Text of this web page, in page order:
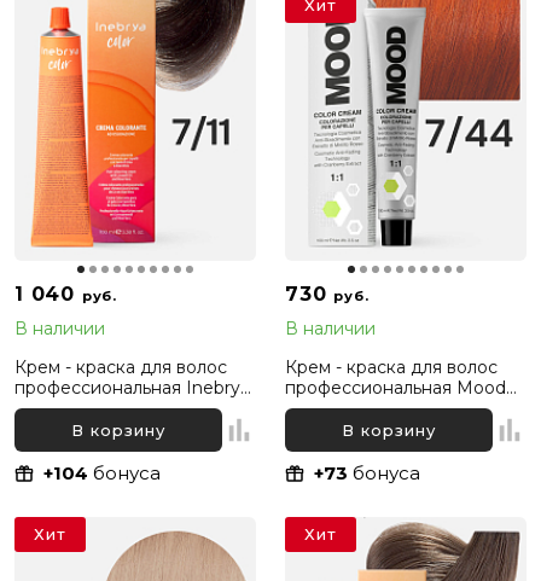
1 040 руб.
В наличии
Крем - краска для волос
профессиональная Inebrya
Color Professional 7/11
Русый Интенсивный
пепельный, 100 мл
В корзину
+104 бонуса
730 руб.
В наличии
Крем - краска для волос
профессиональная Mood
7/44 Русый Интенсивный
медный, 100 мл
В корзину
+73 бонуса
Хит
Хит Хит